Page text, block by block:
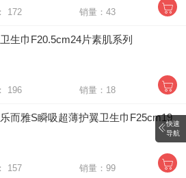
库存： 172 销量：43
生巾F20.5cm24片素肌系列
库存： 196 销量：18
而雅S瞬吸超薄护翼卫生巾F25cm19
库存： 157 销量：99
快速
导航